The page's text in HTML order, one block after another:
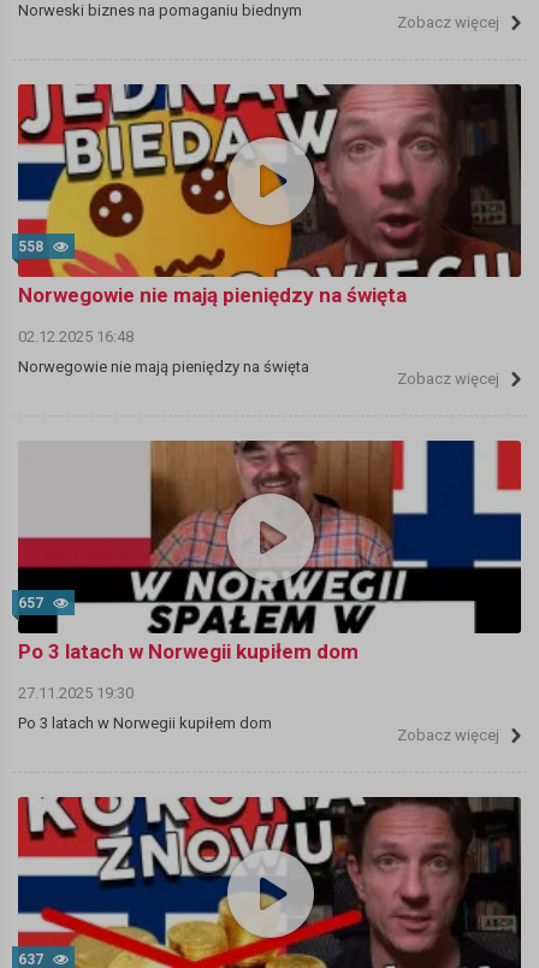
Norweski biznes na pomaganiu biednym
Zobacz więcej
558
Norwegowie nie mają pieniędzy na święta
02.12.2025 16:48
Norwegowie nie mają pieniędzy na święta
Zobacz więcej
657
Po 3 latach w Norwegii kupiłem dom
27.11.2025 19:30
Po 3 latach w Norwegii kupiłem dom
Zobacz więcej
637